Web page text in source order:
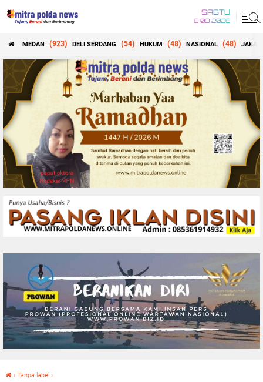
SABTU
8 08 2026
MEDAN (923) DELI SERDANG (54) HUKUM (48) NASIONAL (48)
› Tanpa label ›